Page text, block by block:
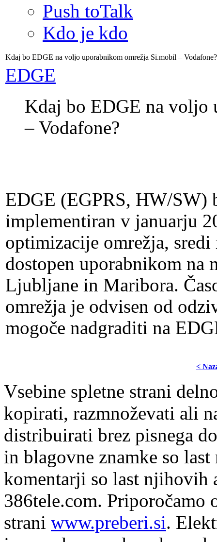
Push toTalk
Kdo je kdo
Kdaj bo EDGE na voljo uporabnikom omrežja Si.mobil – Vodafone?
EDGE
Kdaj bo EDGE na voljo
– Vodafone?
EDGE (EGPRS, HW/SW)
implementiran v januarju
optimizacije omrežja,
dostopen uporabnikom na
Ljubljane in Maribora.
omrežja je odvisen od
mogoče nadgraditi na
<
Vsebine spletne strani
kopirati, razmnoževati ali
distribuirati brez pisnega
in blagovne znamke so
komentarji so last njihovih
386tele.com. Priporočamo
strani www.preberi.si.